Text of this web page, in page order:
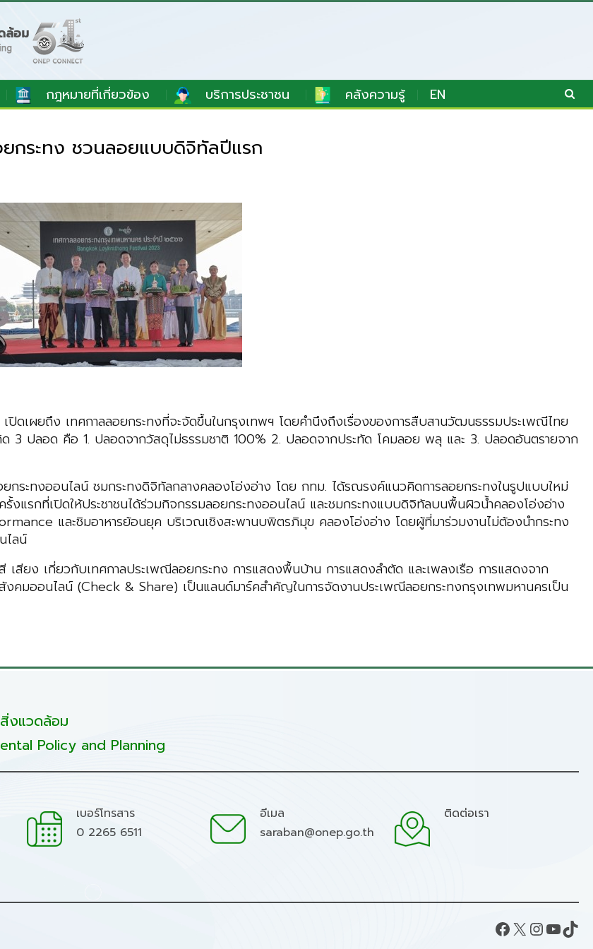
กฎหมายที่เกี่ยวข้อง บริการประชาชน คลังความรู้ EN
ระทง ชวนลอยแบบดิจิทัลปีแรก
ดเผยถึง เทศกาลลอยกระทงที่จะจัดขึ้นในกรุงเทพฯ โดยคำนึงถึงเรื่องของการสืบสานวัฒนธรรมประเพณีไทย
3 ปลอด คือ 1. ปลอดจากวัสดุไม่ธรรมชาติ 100% 2. ปลอดจากประทัด โคมลอย พลุ และ 3. ปลอดอันตรายจาก
กระทงออนไลน์ ชมกระทงดิจิทัลกลางคลองโอ่งอ่าง โดย กทม. ได้รณรงค์แนวคิดการลอยกระทงในรูปแบบใหม่
แรกที่เปิดให้ประชาชนได้ร่วมกิจกรรมลอยกระทงออนไลน์ และชมกระทงแบบดิจิทัลบนพื้นผิวน้ำคลองโอ่งอ่าง
และชิมอาหารย้อนยุค บริเวณเชิงสะพานบพิตรภิมุข คลองโอ่งอ่าง โดยผู้ที่มาร่วมงานไม่ต้องนำกระทง
ไลน์
ยง เกี่ยวกับเทศกาลประเพณีลอยกระทง การแสดงพื้นบ้าน การแสดงลำตัด และเพลงเรือ การแสดงจาก
คมออนไลน์ (Check & Share) เป็นแลนด์มาร์คสำคัญในการจัดงานประเพณีลอยกระทงกรุงเทพมหานครเป็น
งแวดล้อม
Policy and Planning
เบอร์โทรสาร
0 2265 6511
อีเมล
saraban@onep.go.th
ติดต่อเรา
Facebook X InstagramYouTube TikTok